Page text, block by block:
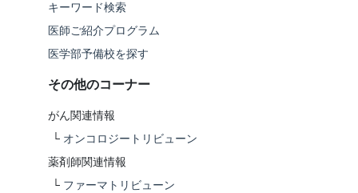
キーワード検索
医師ご紹介プログラム
医学部予備校を探す
その他のコーナー
がん関連情報
└ オンコロジートリビューン
薬剤師関連情報
└ ファーマトリビューン